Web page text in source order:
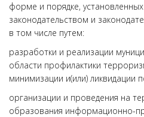
форме и порядке,
законодательством и
в том числе путем:
разработки и реализации
области профилактики
минимизации и(или) ликвидации
организации и проведения на
образования информационно-